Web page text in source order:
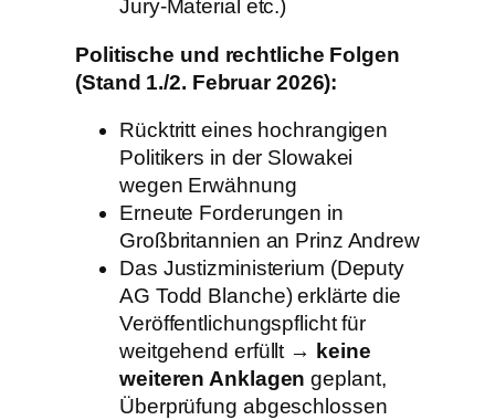
Jury-Material etc.)
Politische und rechtliche Folgen
(Stand 1./2. Februar 2026):
Rücktritt eines hochrangigen
Politikers in der Slowakei
wegen Erwähnung
Erneute Forderungen in
Großbritannien an Prinz Andrew
Das Justizministerium (Deputy
AG Todd Blanche) erklärte die
Veröffentlichungspflicht für
weitgehend erfüllt →
keine
weiteren Anklagen geplant,
Überprüfung abgeschlossen